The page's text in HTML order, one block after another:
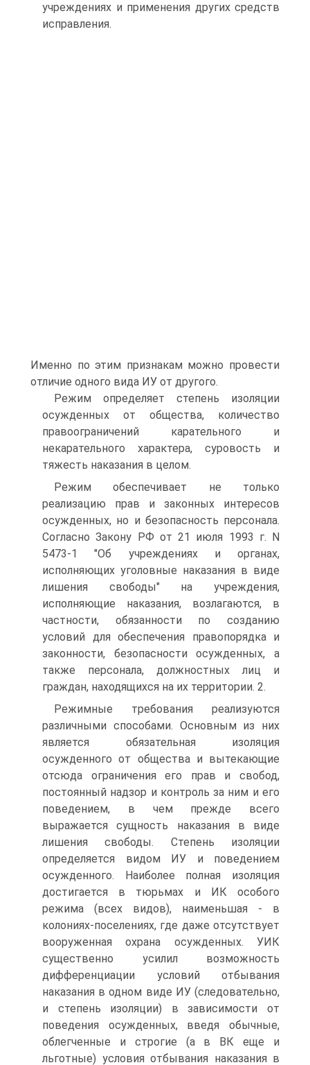
учреждениях и применения других средств
исправления.
Именно по этим признакам можно провести
отличие одного вида ИУ от другого.
Режим определяет степень изоляции
осужденных от общества, количество
правоограничений карательного и
некарательного характера, суровость и
тяжесть наказания в целом.
Режим обеспечивает не только
реализацию прав и законных интересов
осужденных, но и безопасность персонала.
Согласно Закону РФ от 21 июля 1993 г. N
5473-1 "Об учреждениях и органах,
исполняющих уголовные наказания в виде
лишения свободы" на учреждения,
исполняющие наказания, возлагаются, в
частности, обязанности по созданию
условий для обеспечения правопорядка и
законности, безопасности осужденных, а
также персонала, должностных лиц и
граждан, находящихся на их территории. 2.
Режимные требования реализуются
различными способами. Основным из них
является обязательная изоляция
осужденного от общества и вытекающие
отсюда ограничения его прав и свобод,
постоянный надзор и контроль за ним и его
поведением, в чем прежде всего
выражается сущность наказания в виде
лишения свободы. Степень изоляции
определяется видом ИУ и поведением
осужденного. Наиболее полная изоляция
достигается в тюрьмах и ИК особого
режима (всех видов), наименьшая - в
колониях-поселениях, где даже отсутствует
вооруженная охрана осужденных. УИК
существенно усилил возможность
дифференциации условий отбывания
наказания в одном виде ИУ (следовательно,
и степень изоляции) в зависимости от
поведения осужденных, введя обычные,
облегченные и строгие (а в ВК еще и
льготные) условия отбывания наказания в